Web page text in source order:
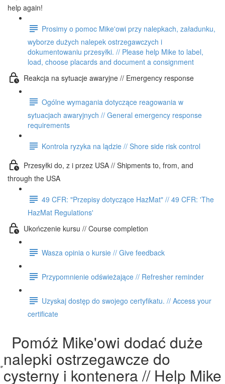
help again!
Prosimy o pomoc Mike'owi przy nalepkach, załadunku,
wyborze dużych nalepek ostrzegawczych i
dokumentowaniu przesyłki. // Please help Mike to label,
load, choose placards and document a consignment
Reakcja na sytuacje awaryjne // Emergency response
Ogólne wymagania dotyczące reagowania w
sytuacjach awaryjnych // General emergency response
requirements
Kontrola ryzyka na lądzie // Shore side risk control
Przesyłki do, z i przez USA // Shipments to, from, and
through the USA
49 CFR: "Przepisy dotyczące HazMat" // 49 CFR: 'The
HazMat Regulations'
Ukończenie kursu // Course completion
Wasza opinia o kursie // Give feedback
Przypomnienie odświeżające // Refresher reminder
Uzyskaj dostęp do swojego certyfikatu. // Access your
certificate
Pomóż Mike'owi dodać duże
nalepki ostrzegawcze do
cysterny i kontenera // Help Mike